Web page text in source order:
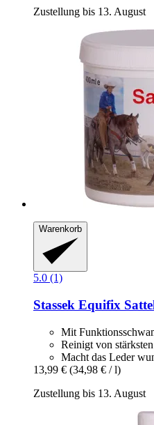
Zustellung bis 13. August
Warenkorb
5.0 (1)
Stassek Equifix
Mit
Reinigt von
Macht das Leder
13,99 € (34,98 € / l)
Zustellung bis 13. August